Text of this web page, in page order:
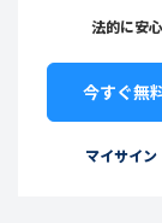
法的に安
今すぐ無
マイサイ